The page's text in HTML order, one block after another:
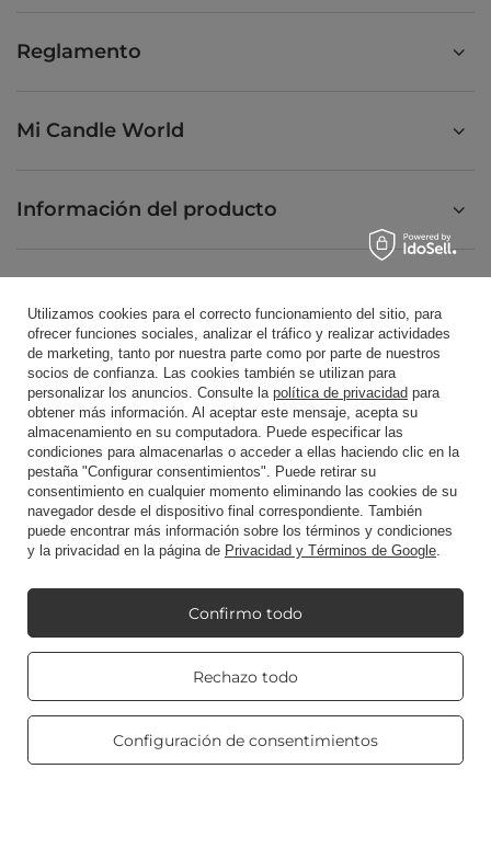
Reglamento
Mi Candle World
Información del producto
Atajo
Blog
Candle World,Tarnowska 23/2,61-323Poznań
Presentamos precios netos en tienda (sin IVA).
Copyright © Candle World 2016-2026 Todos los derechos reservados
Utilizamos cookies para el correcto funcionamiento del sitio, para
ofrecer funciones sociales, analizar el tráfico y realizar actividades
de marketing, tanto por nuestra parte como por parte de nuestros
socios de confianza. Las cookies también se utilizan para
personalizar los anuncios. Consulte la política de privacidad para
obtener más información. Al aceptar este mensaje, acepta su
almacenamiento en su computadora. Puede especificar las
condiciones para almacenarlas o acceder a ellas haciendo clic en la
pestaña "Configurar consentimientos". Puede retirar su
consentimiento en cualquier momento eliminando las cookies de su
navegador desde el dispositivo final correspondiente. También
puede encontrar más información sobre los términos y condiciones
y la privacidad en la página de Privacidad y Términos de Google.
Rechazo todo
Configuración de consentimientos
Confirmo todo